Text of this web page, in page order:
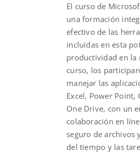
$100.00.
El curso de
una formación
efectivo de las
incluidas en esta
productividad en la
curso, los
manejar las
Excel, Power Point,
One Drive, con un
colaboración en
seguro de archivos
del tiempo y las